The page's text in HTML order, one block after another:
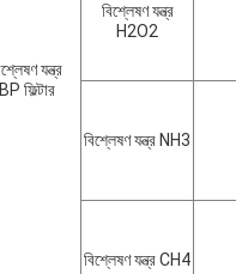
যন্ত্র
ফিল্টার
বিশ্লেষণ যন্ত্র
H2O2
বিশ্লেষণ যন্ত্র NH3
বিশ্লেষণ যন্ত্র CH4